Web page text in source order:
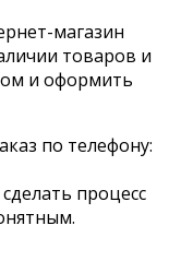
магазин
товаров и
и оформить
по телефону:
процесс